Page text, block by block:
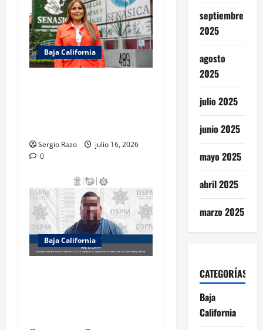
Baja California
Sergio Razo
julio 16, 2026
0
Baja California
septiembre
2025
agosto
2025
julio 2025
junio 2025
mayo 2025
abril 2025
marzo 2025
CATEGORÍAS
Baja
California